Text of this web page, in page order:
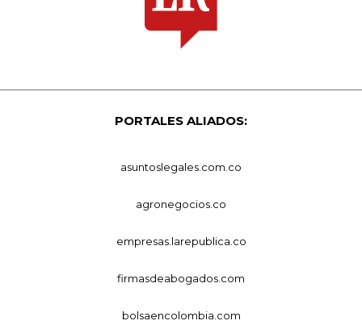
PORTALES ALIADOS:
asuntoslegales.com.co
agronegocios.co
empresas.larepublica.co
firmasdeabogados.com
bolsaencolombia.com